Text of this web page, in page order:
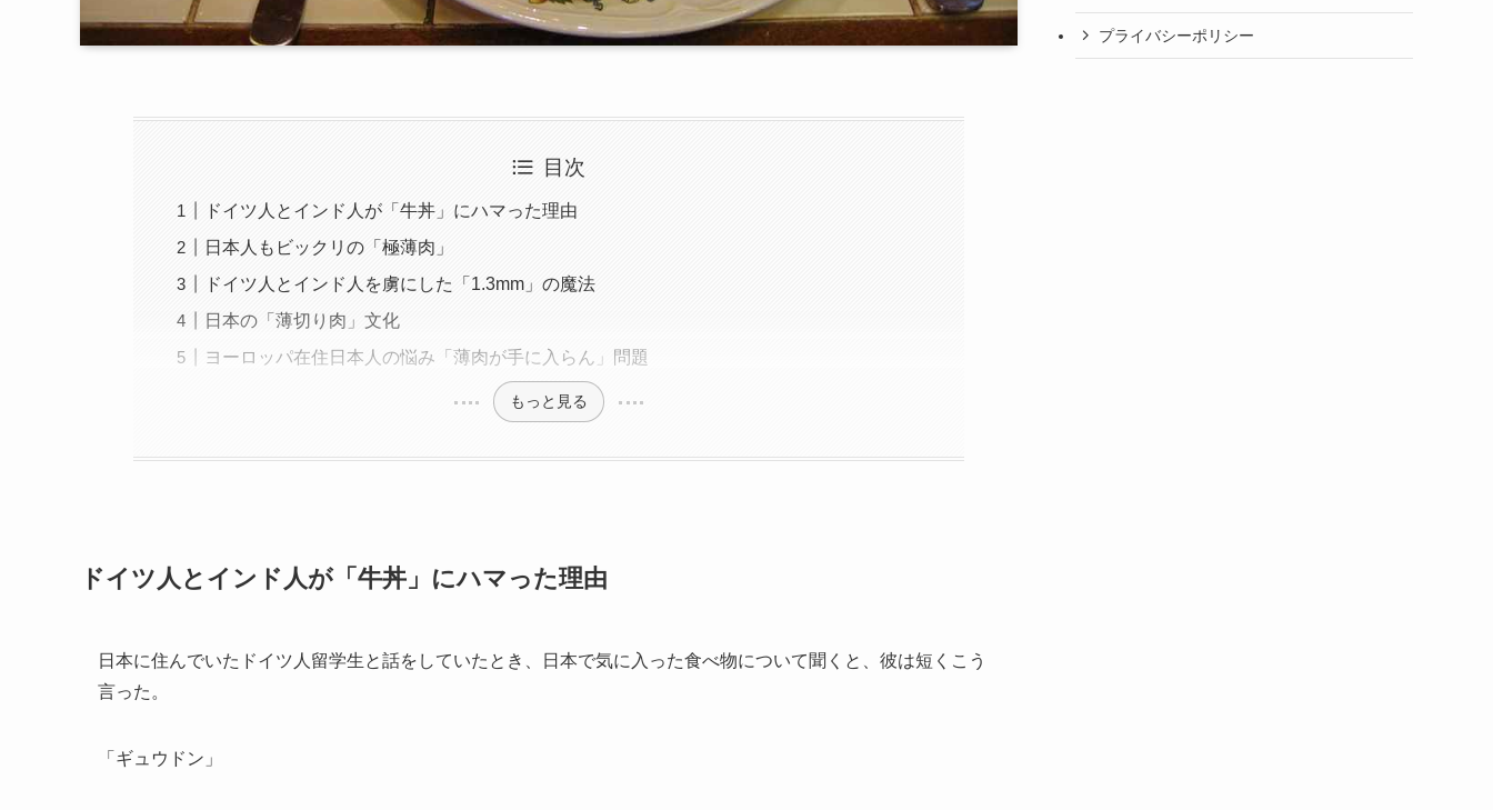
目次
ドイツ人とインド人が「牛丼」にハマった理由
日本人もビックリの「極薄肉」
ドイツ人とインド人を虜にした「1.3mm」の魔法
日本の「薄切り肉」文化
ヨーロッパ在住日本人の悩み「薄肉が手に入らん」問題
もっと見る
ドイツ人とインド人が「牛丼」にハマった理由
日本に住んでいたドイツ人留学生と話をしていたとき、日本で気に入った食べ物について聞くと、彼は短くこう
言った。
「ギュウドン」
プライバシーポリシー